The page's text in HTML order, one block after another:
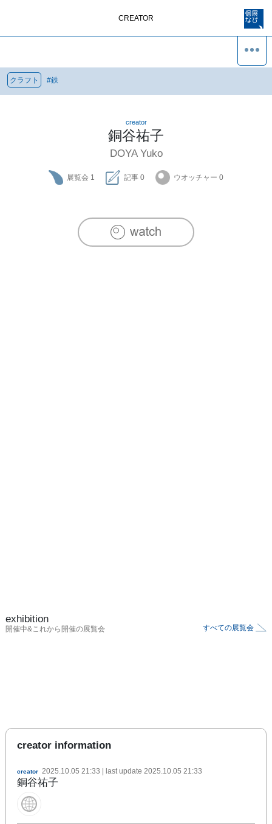
CREATOR
クラフト #鉄
creator
銅谷祐子
DOYA Yuko
展覧会 1 記事 0 ウオッチャー 0
exhibition
開催中&これから開催の展覧会 すべての展覧会
creator information
creator 2025.10.05 21:33 | last update 2025.10.05 21:33
銅谷祐子